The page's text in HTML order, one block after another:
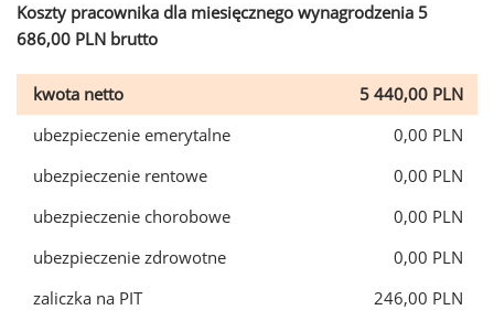
Koszty pracownika dla miesięcznego wynagrodzenia 5
686,00 PLN brutto
kwota netto
5 440,00 PLN
ubezpieczenie emerytalne
0,00 PLN
ubezpieczenie rentowe
0,00 PLN
ubezpieczenie chorobowe
0,00 PLN
ubezpieczenie zdrowotne
0,00 PLN
zaliczka na PIT
246,00 PLN